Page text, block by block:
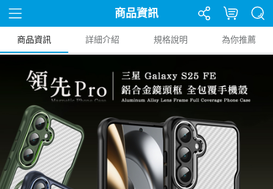
商品資訊
商品資訊 詳細介紹 規格說明 為你推薦